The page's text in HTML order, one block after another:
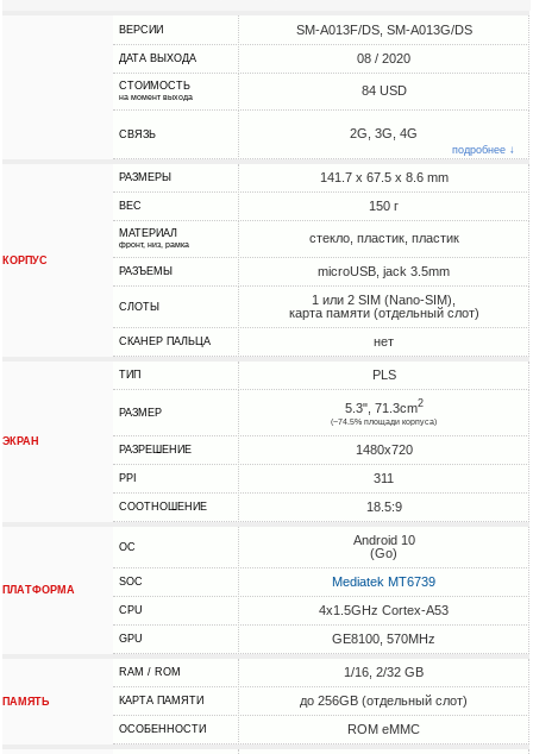
ВЕРСИИ SM-A013F/DS, SM-A013G/DS
ДАТА ВЫХОДА 08 / 2020
СТОИМОСТЬ
на момент выхода 84 USD
СВЯЗЬ 2G, 3G, 4G
подробнее ↓
КОРПУС
РАЗМЕРЫ 141.7 x 67.5 x 8.6 mm
ВЕС 150 г
МАТЕРИАЛ
фронт, низ, рамка стекло, пластик, пластик
РАЗЪЕМЫ microUSB, jack 3.5mm
СЛОТЫ
1 или 2 SIM (Nano-SIM),
карта памяти (отдельный слот)
СКАНЕР ПАЛЬЦА нет
ЭКРАН
ТИП PLS
РАЗМЕР 5.3", 71.3cm2
(~74.5% площади корпуса)
РАЗРЕШЕНИЕ 1480x720
PPI 311
СООТНОШЕНИЕ 18.5:9
ПЛАТФОРМА
ОС
Android 10
(Go)
SOC Mediatek MT6739
CPU 4x1.5GHz Cortex-A53
GPU GE8100, 570MHz
ПАМЯТЬ
RAM / ROM 1/16, 2/32 GB
КАРТА ПАМЯТИ до 256GB (отдельный слот)
ОСОБЕННОСТИ ROM eMMC